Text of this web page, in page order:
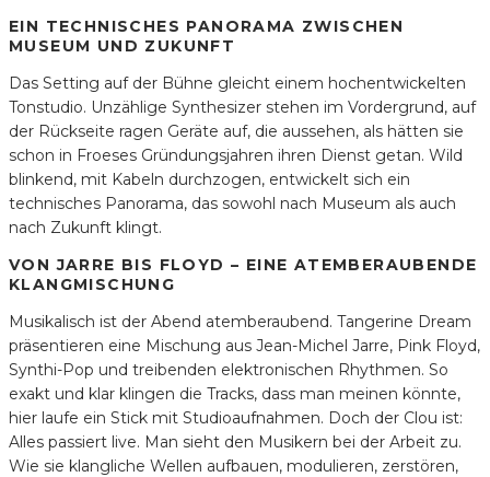
EIN TECHNISCHES PANORAMA ZWISCHEN
MUSEUM UND ZUKUNFT
Das Setting auf der Bühne gleicht einem hochentwickelten
Tonstudio. Unzählige Synthesizer stehen im Vordergrund, auf
der Rückseite ragen Geräte auf, die aussehen, als hätten sie
schon in Froeses Gründungsjahren ihren Dienst getan. Wild
blinkend, mit Kabeln durchzogen, entwickelt sich ein
technisches Panorama, das sowohl nach Museum als auch
nach Zukunft klingt.
VON JARRE BIS FLOYD – EINE ATEMBERAUBENDE
KLANGMISCHUNG
Musikalisch ist der Abend atemberaubend. Tangerine Dream
präsentieren eine Mischung aus Jean-Michel Jarre, Pink Floyd,
Synthi-Pop und treibenden elektronischen Rhythmen. So
exakt und klar klingen die Tracks, dass man meinen könnte,
hier laufe ein Stick mit Studioaufnahmen. Doch der Clou ist:
Alles passiert live. Man sieht den Musikern bei der Arbeit zu.
Wie sie klangliche Wellen aufbauen, modulieren, zerstören,